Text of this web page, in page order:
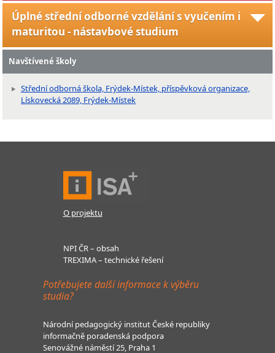
Úplné střední odborné vzdělání s vyučením i
maturitou - nástavbové studium
Navštívené školy
Střední odborná škola, Frýdek-Místek, příspěvková organizace,
Lískovecká 2089, Frýdek-Místek
O projektu
NPI ČR – obsah
TREXIMA – technické řešení
Potřebujete další informace k výběru
studia?
Národní pedagogický institut České republiky
informačně poradenská podpora
Senovážné náměstí 25, Praha 1